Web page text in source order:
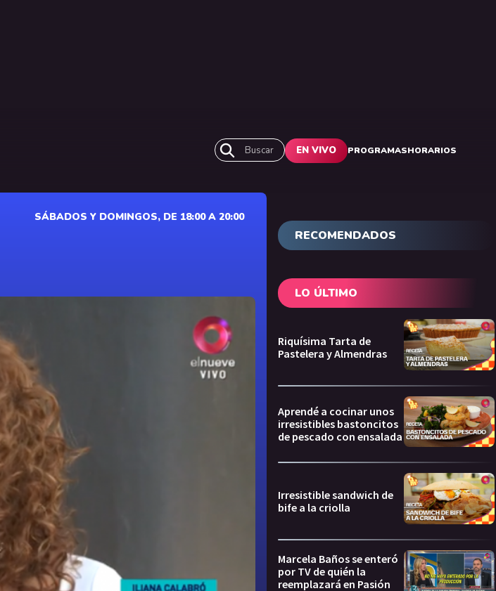
Buscar EN VIVO PROGRAMASHORARIOS
SÁBADOS Y DOMINGOS, DE 18:00 A 20:00
RECOMENDADOS
LO ÚLTIMO
Riquísima Tarta de
Pastelera y Almendras
Aprendé a cocinar unos
irresistibles bastoncitos
de pescado con ensalada
Irresistible sandwich de
bife a la criolla
Marcela Baños se enteró
por TV de quién la
reemplazará en Pasión